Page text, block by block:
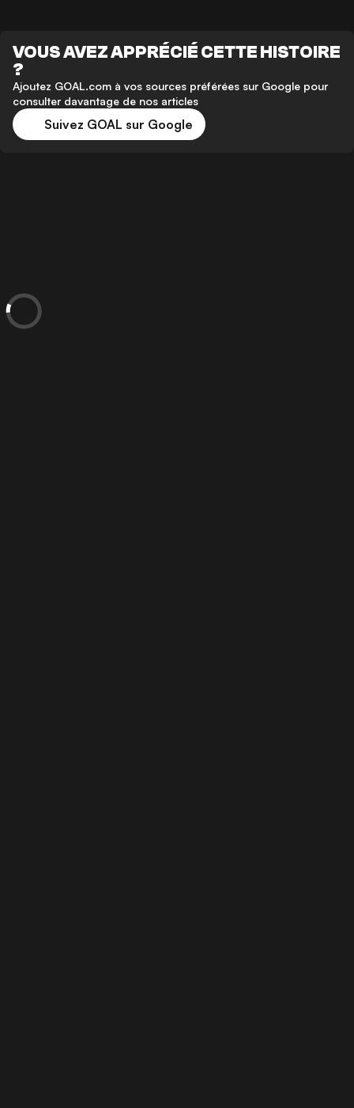
VOUS AVEZ APPRÉCIÉ CETTE HISTOIRE
?
Ajoutez GOAL.com à vos sources préférées sur Google pour
consulter davantage de nos articles
Suivez GOAL sur Google